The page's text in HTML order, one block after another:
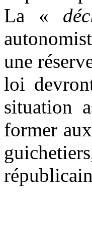
La «
une
loi
situation
former